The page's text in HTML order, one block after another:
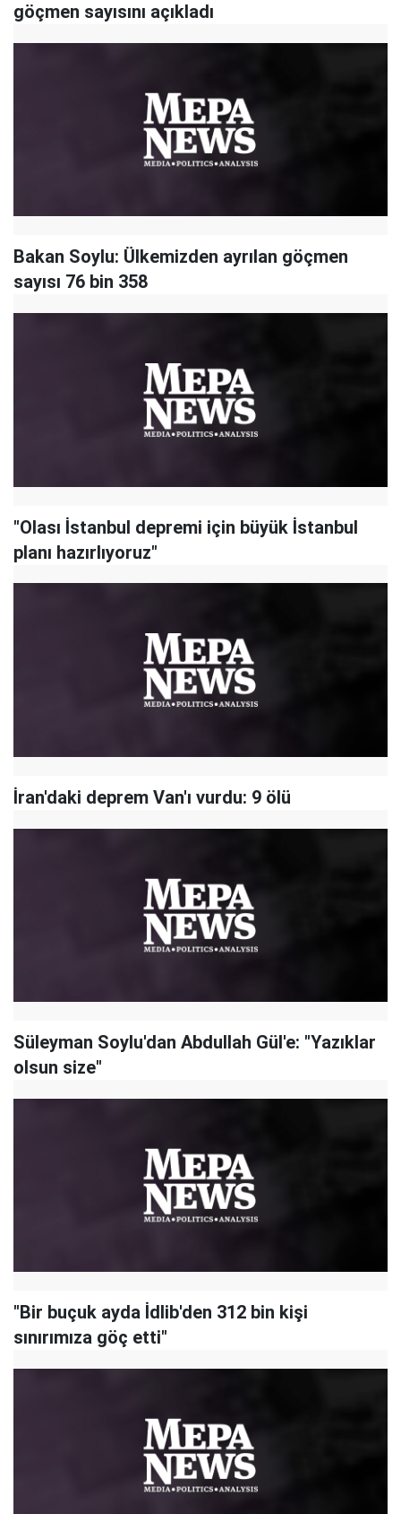
göçmen sayısını açıkladı
Bakan Soylu: Ülkemizden ayrılan göçmen
sayısı 76 bin 358
"Olası İstanbul depremi için büyük İstanbul
planı hazırlıyoruz"
İran'daki deprem Van'ı vurdu: 9 ölü
Süleyman Soylu'dan Abdullah Gül'e: "Yazıklar
olsun size"
"Bir buçuk ayda İdlib'den 312 bin kişi
sınırımıza göç etti"